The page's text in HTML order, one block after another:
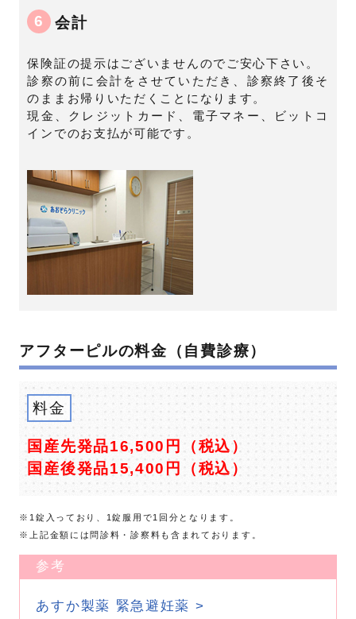
6 会計
保険証の提示はございませんのでご安心下さい。
診察の前に会計をさせていただき、診察終了後そ
のままお帰りいただくことになります。
現金、クレジットカード、電子マネー、ビットコ
インでのお支払が可能です。
アフターピルの料金（自費診療）
料金
国産先発品16,500円（税込）
国産後発品15,400円（税込）
※1錠入っており、1錠服用で1回分となります。
※上記金額には問診料・診察料も含まれております。
参考
あすか製薬 緊急避妊薬 >